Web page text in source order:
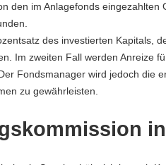
den im Anlagefonds
des investierten Kapitals,
Im zweiten Fall werden Anreize
Fondsmanager wird jedoch die
zu gewährleisten.